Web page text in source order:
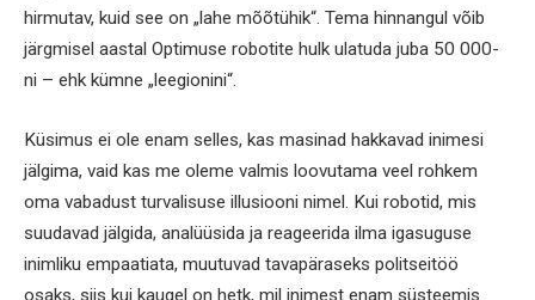
hirmutav, kuid see on „lahe mõõtühik“. Tema hinnangul võib
järgmisel aastal Optimuse robotite hulk ulatuda juba 50 000-
ni – ehk kümne „leegionini“.
Küsimus ei ole enam selles, kas masinad hakkavad inimesi
jälgima, vaid kas me oleme valmis loovutama veel rohkem
oma vabadust turvalisuse illusiooni nimel. Kui robotid, mis
suudavad jälgida, analüüsida ja reageerida ilma igasuguse
inimliku empaatiata, muutuvad tavapäraseks politseitöö
osaks, siis kui kaugel on hetk, mil inimest enam süsteemis